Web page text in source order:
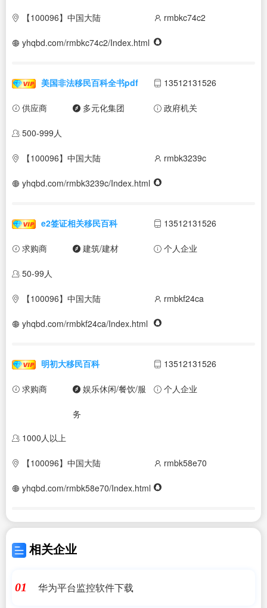
【100096】中国大陆 rmbkc74c2
yhqbd.com/rmbkc74c2/Index.html
美国非法移民百科全书pdf 13512131526
供应商 多元化集团 政府机关
500-999人
【100096】中国大陆 rmbk3239c
yhqbd.com/rmbk3239c/Index.html
e2签证相关移民百科 13512131526
求购商 建筑/建材 个人企业
50-99人
【100096】中国大陆 rmbkf24ca
yhqbd.com/rmbkf24ca/Index.html
明初大移民百科 13512131526
求购商 娱乐休闲/餐饮/服
务
个人企业
1000人以上
【100096】中国大陆 rmbk58e70
yhqbd.com/rmbk58e70/Index.html
相关企业
01 华为平台监控软件下载